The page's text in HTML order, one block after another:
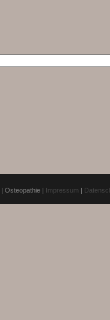
Osteopathie | Impressum